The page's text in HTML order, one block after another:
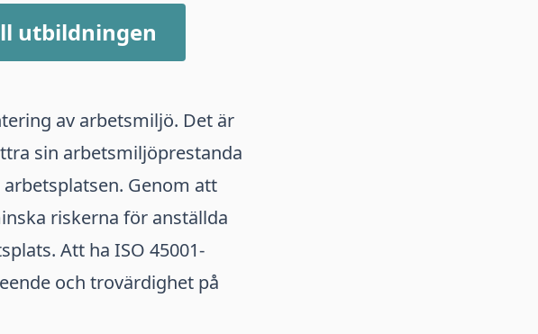
utbildningen
av arbetsmiljö. Det är
sin arbetsmiljöprestanda
Genom att
riskerna för anställda
Att ha ISO 45001-
och trovärdighet på